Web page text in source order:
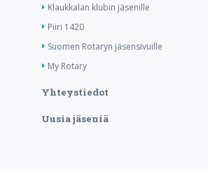
Klaukkalan klubin jäsenille
Piiri 1420
Suomen Rotaryn jäsensivuille
My Rotary
Yhteystiedot
Uusia jäseniä